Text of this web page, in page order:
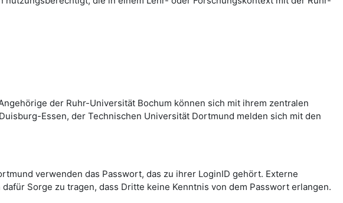
der Ruhr-Universität Bochum können sich mit ihrem zentralen
Essen, der Technischen Universität Dortmund melden sich mit den
verwenden das Passwort, das zu ihrer LoginID gehört. Externe
Sorge zu tragen, dass Dritte keine Kenntnis von dem Passwort erlangen.